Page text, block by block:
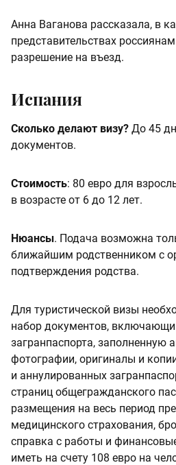
Анна Ваганова рассказала, в
представительствах
разрешение на въезд.
Испания
Сколько делают визу? До 45
документов.
Стоимость: 80 евро для
в возрасте от 6 до 12 лет.
Нюансы. Подача возможна
ближайшим родственником с
подтверждения родства.
Для туристической визы
набор документов,
загранпаспорта, заполненную
фотографии, оригиналы и
и аннулированных
страниц общегражданского
размещения на весь период
медицинского страхования,
справка с работы и
иметь на счету 108 евро на